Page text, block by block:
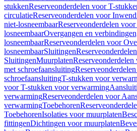
stukkenReserveonderdelen voor T-
circulatieReserveonderdelen voor
niet-losneembaarReserveonderdelen
losneembaarOvergangen en
losneembaarReserveonderdelen voor
losneembaarSluitingen
SluitingenMuurplaten
met schroefaansluiting
schroefaansluitingT-stukken voor
voor T-stukken voor verwarming
verwarmingReserveonderdelen voor
verwarmingToebehoren
ToebehorenIsolaties voor muurplaten
fittingenDichtingen voor muurplaten